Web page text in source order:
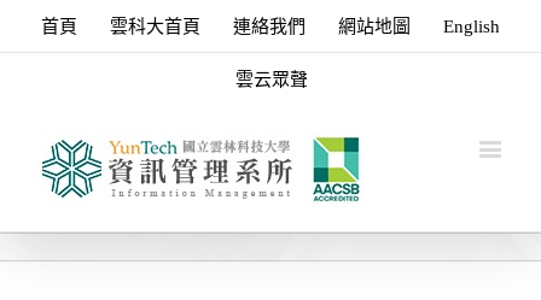
首頁 雲科大首頁 連絡我們 網站地圖 English
雲云眾聲